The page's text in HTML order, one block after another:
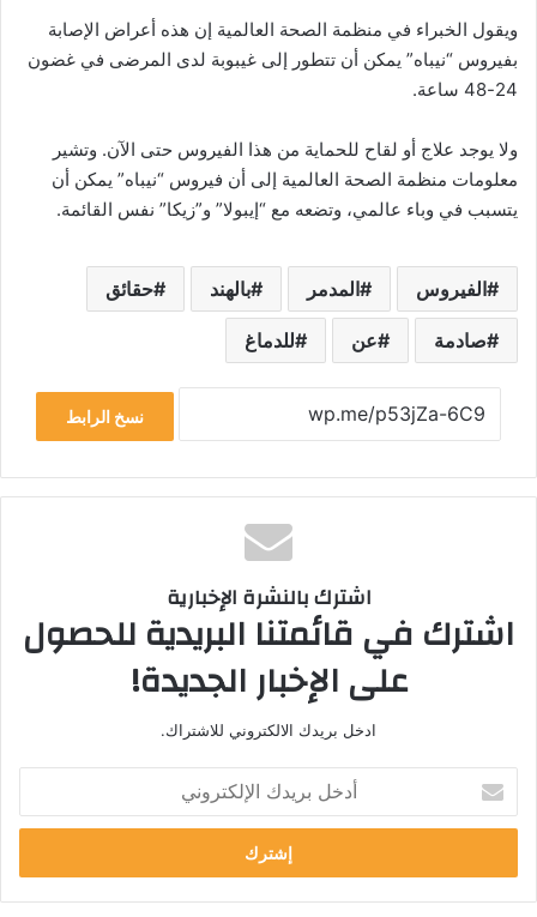
ويقول الخبراء في منظمة الصحة العالمية إن هذه أعراض الإصابة
بفيروس “نيباه” يمكن أن تتطور إلى غيبوبة لدى المرضى في غضون
24-48 ساعة.
ولا يوجد علاج أو لقاح للحماية من هذا الفيروس حتى الآن. وتشير
معلومات منظمة الصحة العالمية إلى أن فيروس “نيباه” يمكن أن
يتسبب في وباء عالمي، وتضعه مع “إيبولا” و”زيكا” نفس القائمة.
الفيروس المدمر بالهند حقائق
صادمة عن للدماغ
نسخ الرابط
اشترك بالنشرة الإخبارية
اشترك في قائمتنا البريدية للحصول
على الإخبار الجديدة!
ادخل بريدك الالكتروني للاشتراك.
خ
ب
ر